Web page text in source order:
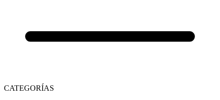
CATEGORÍAS